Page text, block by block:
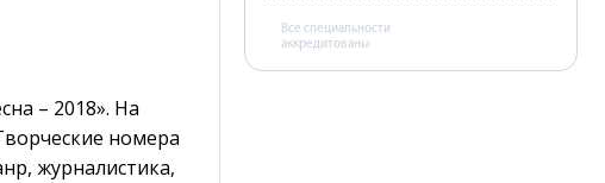
– 2018». На
номера
журналистика,
Все специальности
аккредитованы